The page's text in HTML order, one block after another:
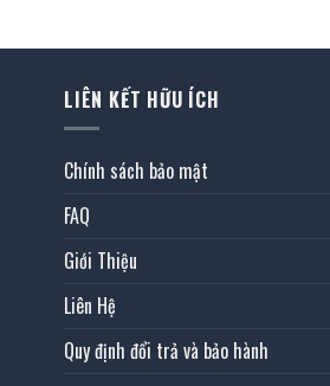
LIÊN KẾT HỮU ÍCH
Chính sách bảo mật
FAQ
Giới Thiệu
Liên Hệ
Quy định đổi trả và bảo hành